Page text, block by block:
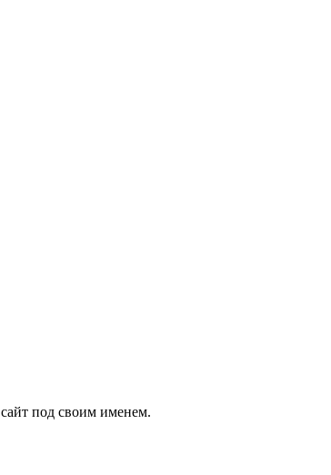
под своим именем.